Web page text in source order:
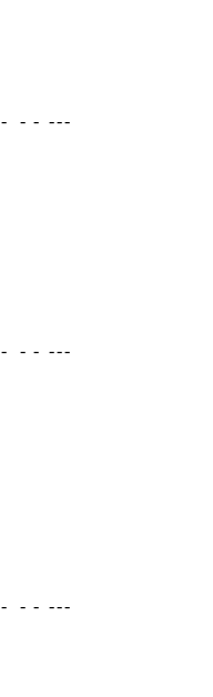
- - - ---
- - - ---
- - - ---